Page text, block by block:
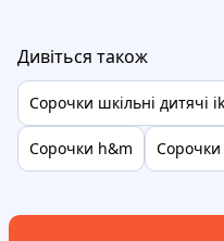
Дивіться також
Сорочки шкільні дитячі
Сорочки h&m